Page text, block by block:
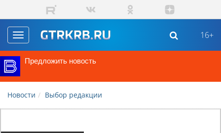
Перейти к основному содержанию
Toggle
navigation
16+
Предложить новость
Новости Выбор редакции